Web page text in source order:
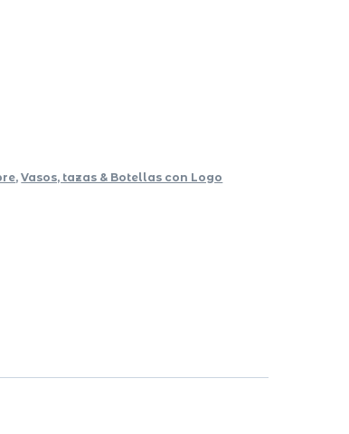
,Vasos, tazas & Botellas con Logo